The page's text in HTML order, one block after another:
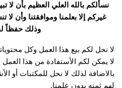
نسألكم بالله العلي العظيم بأن لا
غيركم إلا بعلمنا وموافقتنا وأن
وذلك حفظاً
لا نحل لكم بيع هذا العمل وكل
لا يمكن لكم الأستفادة من هذا العمل
بالاضافة لذلك لا نحل للمكتبات أو
لهم ثمنه بدون علمنا.